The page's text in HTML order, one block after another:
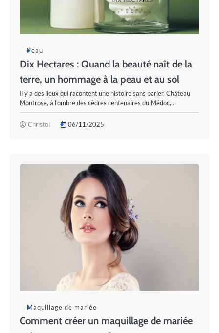
Peau
Dix Hectares : Quand la beauté naît de la
terre, un hommage à la peau et au sol
Il y a des lieux qui racontent une histoire sans parler. Château
Montrose, à l’ombre des cèdres centenaires du Médoc,…
Christol 06/11/2025
Maquillage de mariée
Comment créer un maquillage de mariée